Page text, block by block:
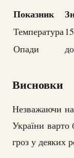
Показник
Температура
Опади
Висновки
Незважаючи
України
гроз у деяких